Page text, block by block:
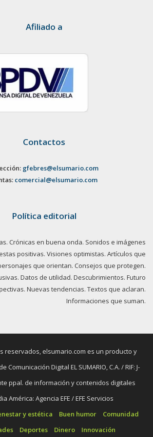
Afiliado a
Contactos
gfebres@elsumario.com
comercial@elsumario.com
Política editorial
Crónicas en buena onda. Sonidos e imágenes
positivas. Visiones optimistas. Artículos que
que orientan. Consejos que protegen.
Datos de utilidad. Descubrimientos. Futuro
Nuevas tendencias. Textos que aclaran.
Informaciones que suman.
reservados, elsumario.com es un producto y
Comunicación Digital EL SUMARIO, C.A. / RIF: J-
ppal. de información y contenidos digitales
América: Agencia EFE / EFE Servicios
y estética Buen humor
Comunidad
Deportes Dinero Innovación